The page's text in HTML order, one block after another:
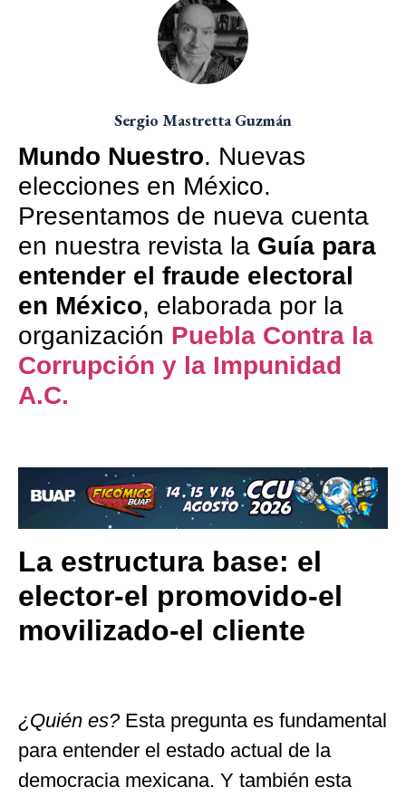
Sergio Mastretta Guzmán
Mundo Nuestro. Nuevas
elecciones en México.
Presentamos de nueva cuenta
en nuestra revista la Guía para
entender el fraude electoral
en México, elaborada por la
organización Puebla Contra la
Corrupción y la Impunidad
A.C.
La estructura base: el
elector-el promovido-el
movilizado-el cliente
¿Quién es? Esta pregunta es fundamental
para entender el estado actual de la
democracia mexicana. Y también esta